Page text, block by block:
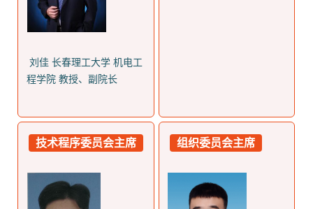
刘佳 长春理工大学 机电工
程学院 教授、副院长
技术程序委员会主席 组织委员会主席